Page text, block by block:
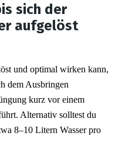
sich der
aufgelöst
und optimal wirken kann,
dem Ausbringen
kurz vor einem
Alternativ solltest du
8–10 Litern Wasser pro